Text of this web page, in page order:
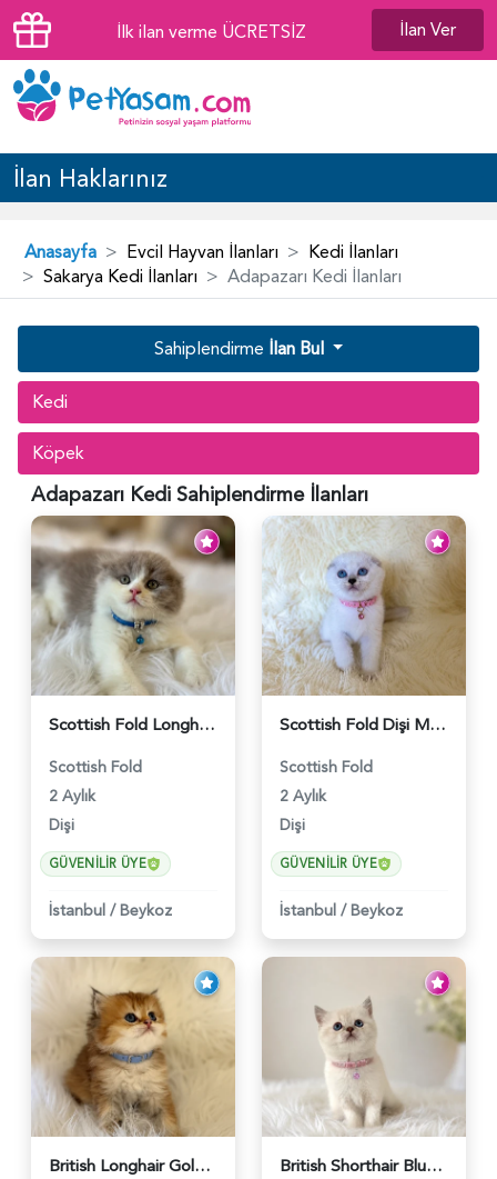
İlk ilan verme ÜCRETSİZ İlan Ver
İlan Haklarınız
Anasayfa Evcil Hayvan İlanları
Kedi İlanları
Sakarya Kedi İlanları
Adapazarı Kedi İlanları
Sahiplendirme İlan Bul
Kedi
Köpek
Adapazarı Kedi Sahiplendirme İlanları
Scottish Fold Longhair Lilac Bi Color 2 Aylık - 5908
Scottish Fold
2 Aylık
Dişi
GÜVENILIR ÜYE
İstanbul / Beykoz
Scottish Fold Dişi Mükemmel Yavrumuz - 5909
Scottish Fold
2 Aylık
Dişi
GÜVENILIR ÜYE
İstanbul / Beykoz
British Longhair Golden Erkek Yavrumuz - 5910 British Shorthair Blue Point Kızımız 2 Aylık - 5149